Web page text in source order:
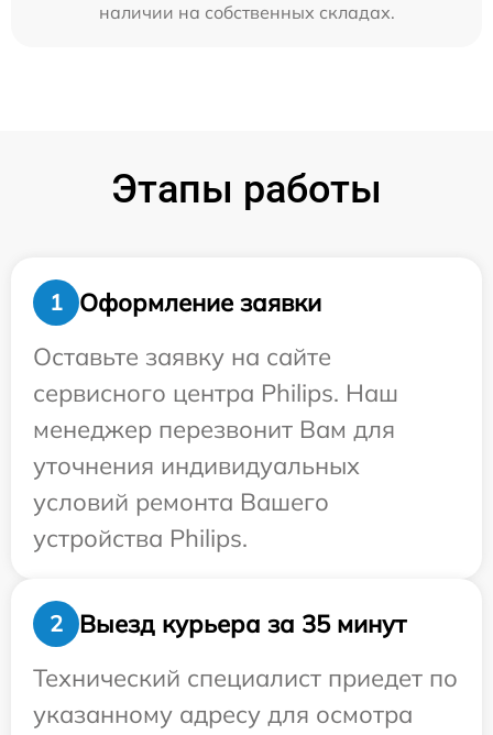
наличии на собственных складах.
Этапы работы
1
Оформление заявки
Оставьте заявку на сайте
сервисного центра Philips. Наш
менеджер перезвонит Вам для
уточнения индивидуальных
условий ремонта Вашего
устройства Philips.
2
Выезд курьера за 35 минут
Технический специалист приедет по
указанному адресу для осмотра